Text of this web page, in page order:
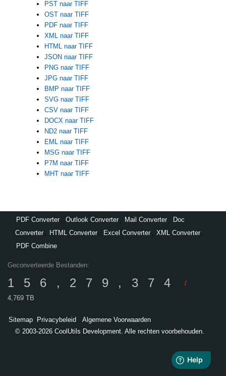
PST naar TIFF
OST naar TIFF
PDF naar TIFF
XML naar TIFF
HTML naar TIFF
JSON naar TIFF
PNG naar TIFF
JPG naar TIFF
BMP naar TIFF
SVG naar TIFF
CSV naar TIFF
DOCX naar TIFF
ND2 naar TIFF
EML naar TIFF
MSG naar TIFF
P7M naar TIFF
MHT naar TIFF
PDF Converter Outlook Converter Mail Converter
Doc
Converter
HTML Converter Excel Converter XML Converter
PDF Combine
Geconverteerde Bestanden:
156,279,374
/
4,769 TB
Sitemap Privacybeleid
Algemene Voorwaarden
© 2003-2026 CoolUtils Development. Alle rechten voorbehouden.